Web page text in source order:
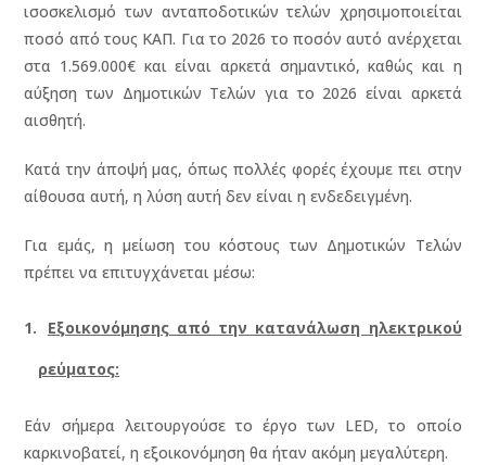
ισοσκελισμό των ανταποδοτικών τελών χρησιμοποιείται
ποσό από τους ΚΑΠ. Για το 2026 το ποσόν αυτό ανέρχεται
στα 1.569.000€ και είναι αρκετά σημαντικό, καθώς και η
αύξηση των Δημοτικών Τελών για το 2026 είναι αρκετά
αισθητή.
Κατά την άποψή μας, όπως πολλές φορές έχουμε πει στην
αίθουσα αυτή, η λύση αυτή δεν είναι η ενδεδειγμένη.
Για εμάς, η μείωση του κόστους των Δημοτικών Τελών
πρέπει να επιτυγχάνεται μέσω:
Εξοικονόμησης από την κατανάλωση ηλεκτρικού
ρεύματος:
Εάν σήμερα λειτουργούσε το έργο των LED, το οποίο
καρκινοβατεί, η εξοικονόμηση θα ήταν ακόμη μεγαλύτερη.